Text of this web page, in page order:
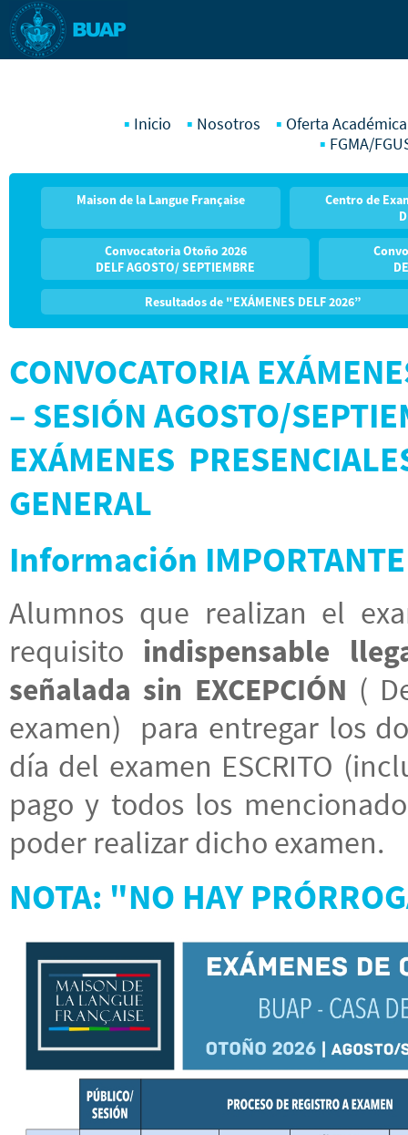
Inicio Nosotros
Oferta Académica
FGMA/
Maison de la Langue Française
Centro de
Convocatoria Otoño 2026
DELF AGOSTO/ SEPTIEMBRE
Resultados de "EXÁMENES DELF 2026”
CONVOCATORIA
– SESIÓN AGOSTO/
EXÁMENES
GENERAL
Información IMPORTANTE
Alumnos que realizan el
requisito indispensable
señalada sin EXCEPCIÓN (
examen) para entregar los
día del examen ESCRITO
pago y todos los
poder realizar dicho examen.
NOTA: "NO HAY